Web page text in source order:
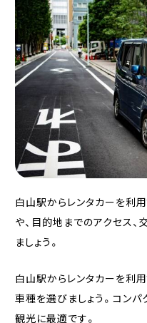
白山駅からレンタカーを利
や、目的地までのアクセス
ましょう。
白山駅からレンタカーを利
車種を選びましょう。コン
観光に最適です。